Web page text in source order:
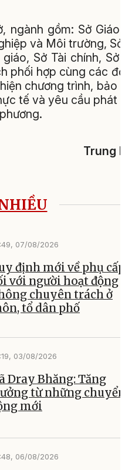
ngành gồm: Sở Giáo
và Môi trường,
Sở Tài chính, Sở
phối hợp cùng các
chương trình, bảo
tế và yêu cầu phát
Trung
07/08/2026
định mới về phụ cấp
với người hoạt động
chuyên trách ở
tổ dân phố
03/08/2026
Dray Bhăng: Tăng
từ những chuyển
mới
06/08/2026